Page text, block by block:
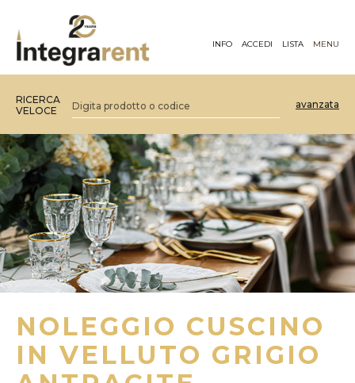
INFO ACCEDI LISTA MENU
RICERCA
VELOCE
avanzata
NOLEGGIO CUSCINO
IN VELLUTO GRIGIO